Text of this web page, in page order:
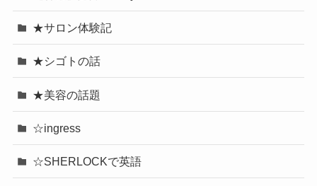
★サロン体験記
★シゴトの話
★美容の話題
☆ingress
☆SHERLOCKで英語